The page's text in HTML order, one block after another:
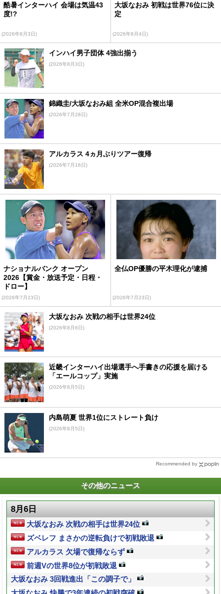
酷暑インターハイ 会場は気温43
度!?
(2026年8月3日)
大坂なおみ 初戦は世界76位に決
定
(2026年8月4日)
インハイ男子団体 4強出揃う
(2026年8月3日)
錦織圭/大坂なおみ組 全米OP混合複出場
(2026年7月28日)
アルカラス 4ヵ月ぶりツアー復帰
(2026年7月16日)
ナショナルバンク オープン
2026【賞金・放送予定・日程・
ドロー】
(2026年7月23日)
全仏OP優勝の平木理化が逮捕
(2026年7月23日)
大坂なおみ 次戦の相手は世界24位
(2026年8月6日)
近畿インターハイ出場選手へ手書きの応援を届ける
「エールコップ」実施
(2026年8月5日)
内島萌夏 世界1位にストレート負け
(2026年8月5日)
Recommended by
その他のニュース
8月6日
大坂なおみ 次戦の相手は世界24位
ズベレフ まさかの逆転負けで初戦敗退
アルカラス 欠場で復帰ならず
前週Vの世界8位が初戦敗退
大坂なおみ 3回戦進出「この調子で」